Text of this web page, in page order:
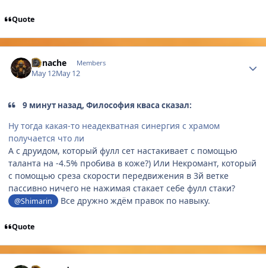
Quote
Yunache Members
May 12May 12
9 минут назад, Философия кваса сказал:
Ну тогда какая-то неадекватная синергия с храмом
получается что ли
А с друидом, который фулл сет настакивает с помощью
таланта на -4.5% пробива в коже?) Или Некромант, который
с помощью среза скорости передвижения в 3й ветке
пассивно ничего не нажимая стакает себе фулл стаки?
@Shimarin Все дружно ждём правок по навыку.
Quote